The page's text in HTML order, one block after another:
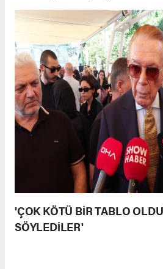
'ÇOK KÖTÜ BİR TABLO
SÖYLEDİLER'